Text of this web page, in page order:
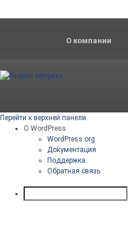
О компании
Перейти к верхней панели
О WordPress
WordPress.org
Документация
Поддержка
Обратная связь